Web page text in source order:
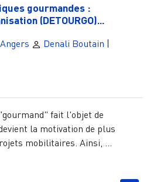
gourmandes :
(DETOURGO)...
Angers Denali Boutain |
fait l'objet de
la motivation de plus
mobilitaires. Ainsi, ...